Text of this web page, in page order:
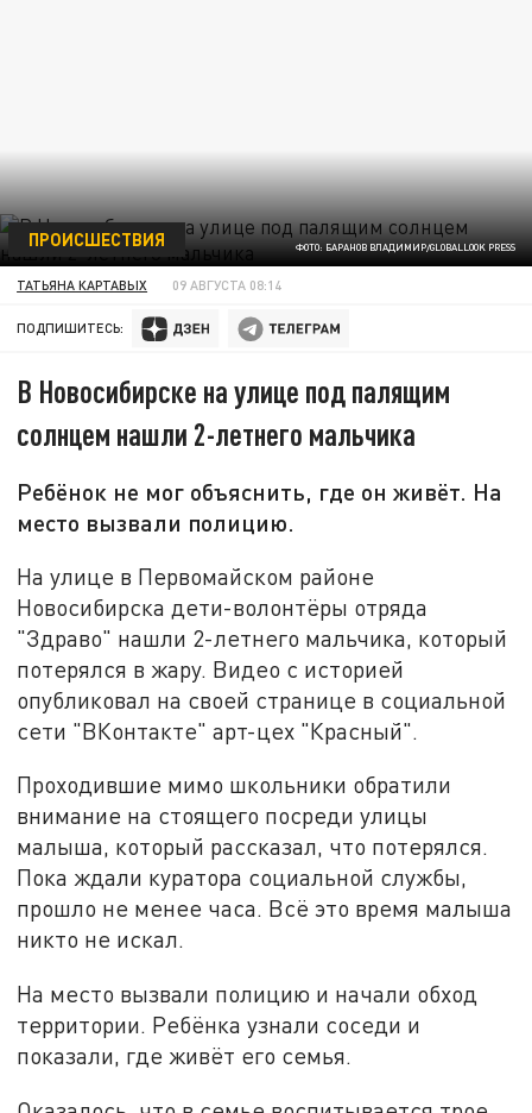
ФОТО: БАРАНОВ ВЛАДИМИР/GLOBALLOOK PRESS
ПРОИСШЕСТВИЯ
ТАТЬЯНА КАРТАВЫХ 09 АВГУСТА 08:14
ПОДПИШИТЕСЬ:
В Новосибирске на улице под палящим
солнцем нашли 2-летнего мальчика
Ребёнок не мог объяснить, где он живёт. На
место вызвали полицию.
На улице в Первомайском районе
Новосибирска дети-волонтёры отряда
"Здраво" нашли 2-летнего мальчика, который
потерялся в жару. Видео с историей
опубликовал на своей странице в социальной
сети "ВКонтакте" арт-цех "Красный".
Проходившие мимо школьники обратили
внимание на стоящего посреди улицы
малыша, который рассказал, что потерялся.
Пока ждали куратора социальной службы,
прошло не менее часа. Всё это время малыша
никто не искал.
На место вызвали полицию и начали обход
территории. Ребёнка узнали соседи и
показали, где живёт его семья.